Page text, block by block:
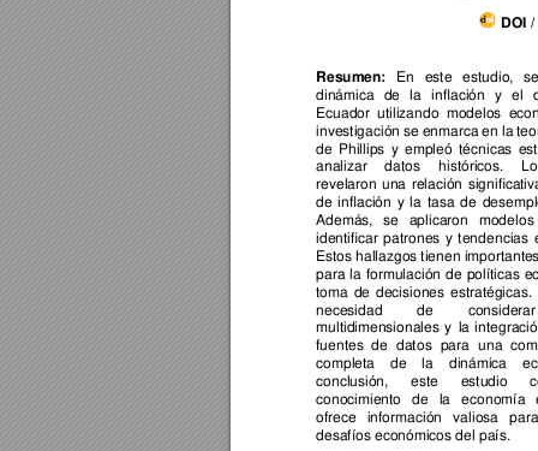
DOI /
Resumen: En este estudio,
dinámica de la inflación y el
Ecuador utilizando modelos
investigación se enmarca en la
de Phillips y empleó técnicas
analizar
datos históricos.
revelaron una relación significa
de inflación y la tasa de
Además, se aplicaron modelos
identificar patrones y tendencias
Estos hallazgos tienen importante
para la formulación de políticas
toma de decisiones estratégicas.
necesidad
de
multidimensionales y la
fuentes de datos para una
completa de la dinámica
conclusión, este estudio
conocimiento de la economía
ofrece información valiosa par
desafíos económicos del país.